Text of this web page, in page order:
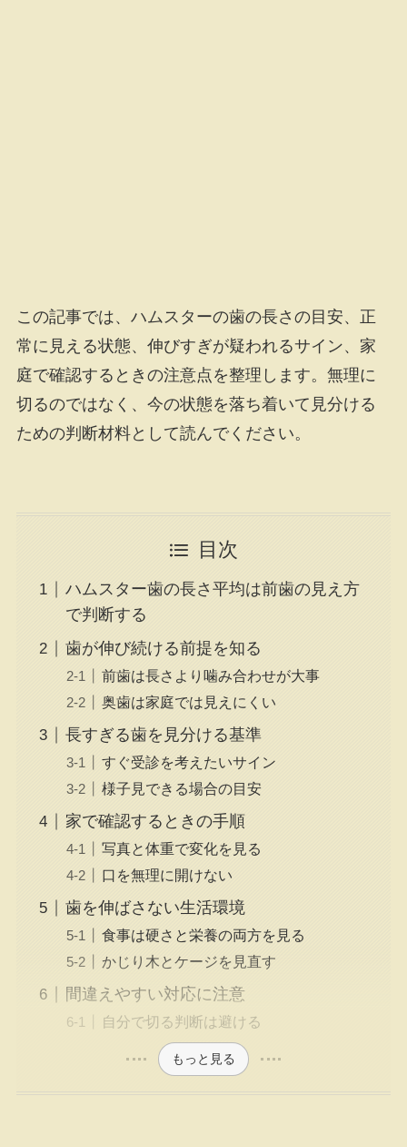
この記事では、ハムスターの歯の長さの目安、正
常に見える状態、伸びすぎが疑われるサイン、家
庭で確認するときの注意点を整理します。無理に
切るのではなく、今の状態を落ち着いて見分ける
ための判断材料として読んでください。
目次
ハムスター歯の長さ平均は前歯の見え方
で判断する
歯が伸び続ける前提を知る
前歯は長さより噛み合わせが大事
奥歯は家庭では見えにくい
長すぎる歯を見分ける基準
すぐ受診を考えたいサイン
様子見できる場合の目安
家で確認するときの手順
写真と体重で変化を見る
口を無理に開けない
歯を伸ばさない生活環境
食事は硬さと栄養の両方を見る
かじり木とケージを見直す
間違えやすい対応に注意
自分で切る判断は避ける
もっと見る